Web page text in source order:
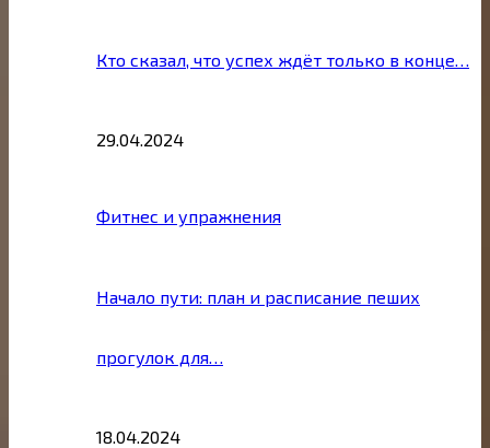
Кто сказал, что успех ждёт только в конце…
29.04.2024
Фитнес и упражнения
Начало пути: план и расписание пеших
прогулок для…
18.04.2024